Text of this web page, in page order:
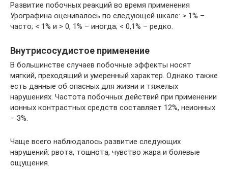
Развитие побочных реакций во время применения
Урографина оценивалось по следующей шкале: > 1% –
часто; < 1% и > 0, 1% – иногда; < 0,1% – редко.
Внутрисосудистое применение
В большинстве случаев побочные эффекты носят
мягкий, преходящий и умеренный характер. Однако также
есть данные об опасных для жизни и тяжелых
нарушениях. Частота побочных действий при применении
ионных контрастных средств составляет 12%, неионных
– 3%.
Чаще всего наблюдалось развитие следующих
нарушений: рвота, тошнота, чувство жара и болевые
ощущения.